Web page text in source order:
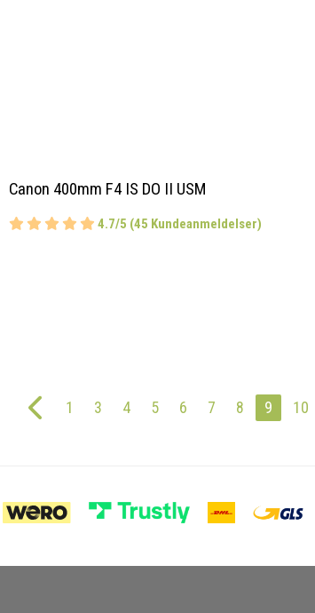
Canon 400mm F4 IS DO II USM
4.7/5 (45 Kundeanmeldelser)
1 3 4 5 6 7 8 9 10